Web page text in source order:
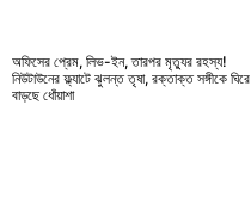
অফিসের প্রেম, লিভ-ইন, তারপর মৃত্যুর রহস্য!
নিউটাউনের ফ্ল্যাটে ঝুলন্ত তৃষা, রক্তাক্ত সঙ্গীকে ঘিরে
বাড়ছে ধোঁয়াশা